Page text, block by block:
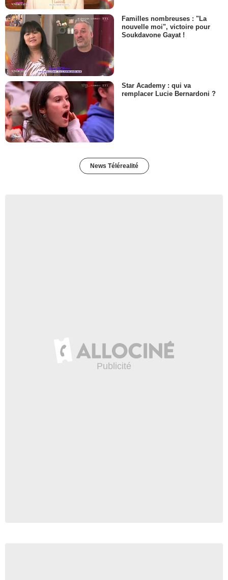
Familles nombreuses : "La
nouvelle moi", victoire pour
Soukdavone Gayat !
Star Academy : qui va
remplacer Lucie Bernardoni ?
News Télérealité